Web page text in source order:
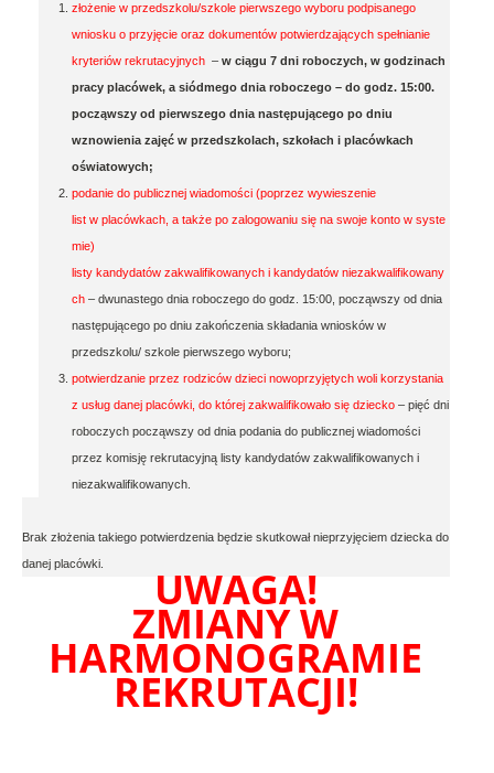
złożenie w przedszkolu/szkole pierwszego wyboru podpisanego
wniosku o przyjęcie oraz dokumentów potwierdzających spełnianie
kryteriów rekrutacyjnych – w ciągu 7 dni roboczych, w godzinach
pracy placówek, a siódmego dnia roboczego – do godz. 15:00.
począwszy od pierwszego dnia następującego po dniu
wznowienia zajęć w przedszkolach, szkołach i placówkach
oświatowych;
podanie do publicznej wiadomości (poprzez wywieszenie
list w placówkach, a także po zalogowaniu się na swoje konto w syste
mie)
listy kandydatów zakwalifikowanych i kandydatów niezakwalifikowany
ch – dwunastego dnia roboczego do godz. 15:00, począwszy od dnia
następującego po dniu zakończenia składania wniosków w
przedszkolu/ szkole pierwszego wyboru;
potwierdzanie przez rodziców dzieci nowoprzyjętych woli korzystania
z usług danej placówki, do której zakwalifikowało się dziecko – pięć dni
roboczych począwszy od dnia podania do publicznej wiadomości
przez komisję rekrutacyjną listy kandydatów zakwalifikowanych i
niezakwalifikowanych.
Brak złożenia takiego potwierdzenia będzie skutkował nieprzyjęciem dziecka do
danej placówki.
UWAGA!
ZMIANY W
HARMONOGRAMIE
REKRUTACJI!